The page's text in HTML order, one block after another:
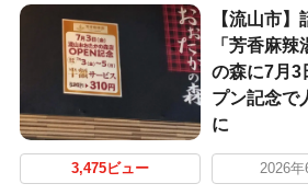
【流山市
「芳香麻
の森に7月3
プン記念で
に
3,475ビュー 2026